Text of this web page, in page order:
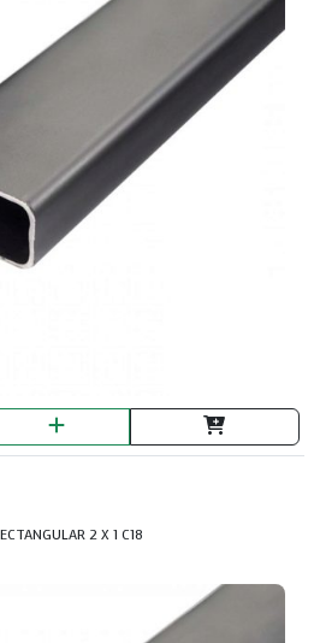
SENCILLO 15X15
2 X 1 C18